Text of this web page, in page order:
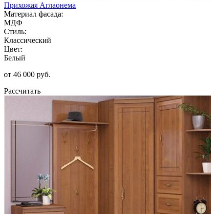
Прихожая Аглаонема
Материал фасада:
МДФ
Стиль:
Классический
Цвет:
Белый
от 46 000 руб.
Рассчитать